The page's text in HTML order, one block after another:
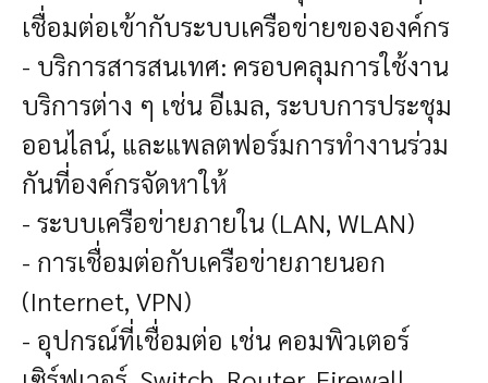
เชื่อมต่อเข้ากับระบบเครือข่ายขององค์กร
- บริการสารสนเทศ: ครอบคลุมการใช้งาน
บริการต่าง ๆ เช่น อีเมล, ระบบการประชุม
ออนไลน์, และแพลตฟอร์มการทำงานร่วม
กันที่องค์กรจัดหาให้
- ระบบเครือข่ายภายใน (LAN, WLAN)
- การเชื่อมต่อกับเครือข่ายภายนอก
(Internet, VPN)
- อุปกรณ์ที่เชื่อมต่อ เช่น คอมพิวเตอร์